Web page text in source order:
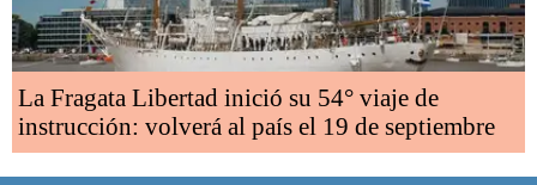
La Fragata Libertad inició su 54° viaje de
instrucción: volverá al país el 19 de septiembre